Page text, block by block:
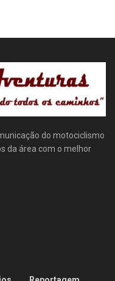
do motociclismo
da área com o melhor